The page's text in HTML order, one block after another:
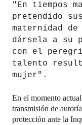
"En tiempos
pretendido
maternidad
dársela a su
con el
talento
mujer".
En el momento
transmisión de
protección ante la